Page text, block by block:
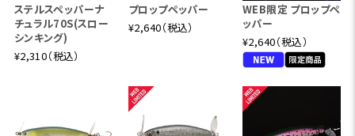
ステルスペッパーナ
チュラル70S(スロー
シンキング)
¥2,310（税込）
プロップペッパー
¥2,640（税込）
WEB限定 プロップペ
ッパー
¥2,640（税込）